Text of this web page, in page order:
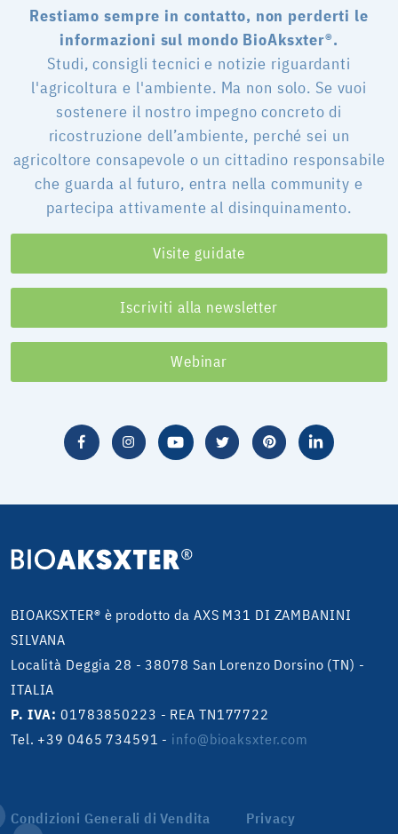
Restiamo sempre in contatto, non perderti le
informazioni sul mondo BioAksxter®.
Studi, consigli tecnici e notizie riguardanti
l'agricoltura e l'ambiente. Ma non solo. Se vuoi
sostenere il nostro impegno concreto di
ricostruzione dell’ambiente, perché sei un
agricoltore consapevole o un cittadino responsabile
che guarda al futuro, entra nella community e
partecipa attivamente al disinquinamento.
Visite guidate
Iscriviti alla newsletter
Webinar
BIOAKSXTER® è prodotto da AXS M31 DI ZAMBANINI
SILVANA
Località Deggia 28 - 38078 San Lorenzo Dorsino (TN) -
ITALIA
P. IVA: 01783850223 - REA TN177722
Tel. +39 0465 734591 - info@bioaksxter.com
Condizioni Generali di Vendita
Privacy